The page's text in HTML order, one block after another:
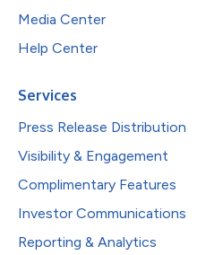
Media Center
Help Center
Services
Press Release Distribution
Visibility & Engagement
Complimentary Features
Investor Communications
Reporting & Analytics